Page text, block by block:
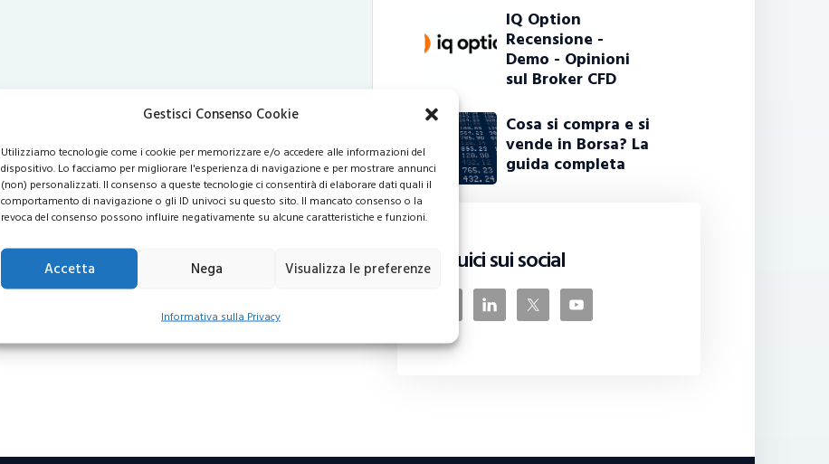
Gestisci Consenso Cookie
Utilizziamo tecnologie come i cookie per memorizzare e/o accedere alle informazioni del
dispositivo. Lo facciamo per migliorare l'esperienza di navigazione e per mostrare annunci
(non) personalizzati. Il consenso a queste tecnologie ci consentirà di elaborare dati quali il
comportamento di navigazione o gli ID univoci su questo sito. Il mancato consenso o la
revoca del consenso possono influire negativamente su alcune caratteristiche e funzioni.
Accetta Nega Visualizza le preferenze
Informativa sulla Privacy
IQ Option
Recensione -
Demo - Opinioni
sul Broker CFD
Cosa si compra e si
vende in Borsa? La
guida completa
Seguici sui social